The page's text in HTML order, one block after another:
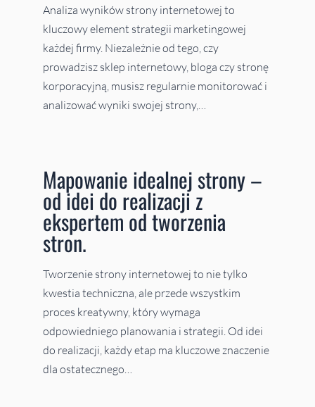
Analiza wyników strony internetowej to
kluczowy element strategii marketingowej
każdej firmy. Niezależnie od tego, czy
prowadzisz sklep internetowy, bloga czy stronę
korporacyjną, musisz regularnie monitorować i
analizować wyniki swojej strony,…
Mapowanie idealnej strony –
od idei do realizacji z
ekspertem od tworzenia
stron.
Tworzenie strony internetowej to nie tylko
kwestia techniczna, ale przede wszystkim
proces kreatywny, który wymaga
odpowiedniego planowania i strategii. Od idei
do realizacji, każdy etap ma kluczowe znaczenie
dla ostatecznego…